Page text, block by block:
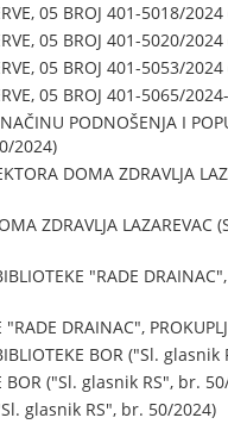
05 BROJ 401-5018/
05 BROJ 401-5020/
05 BROJ 401-5053/
05 BROJ 401-5065/
PODNOŠENJA I
2024)
DOMA ZDRAVLJA
ZDRAVLJA
"RADE
"RADE DRAINAC",
BOR ("Sl.
BOR ("Sl. glasnik RS", br.
glasnik RS", br. 50/2024)